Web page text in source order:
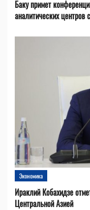
Баку примет
аналитических центров
Экономика
Ираклий Кобахидзе
Центральной Азией